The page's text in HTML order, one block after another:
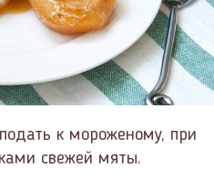
к мороженому, при
свежей мяты.